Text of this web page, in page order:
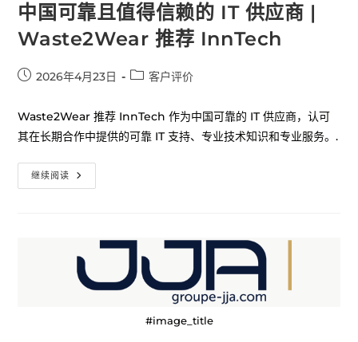
中国可靠且值得信赖的 IT 供应商 |
Waste2Wear 推荐 InnTech
2026年4月23日 客户评价
Waste2Wear 推荐 InnTech 作为中国可靠的 IT 供应商，认可
其在长期合作中提供的可靠 IT 支持、专业技术知识和专业服务。.
继续阅读
#image_title